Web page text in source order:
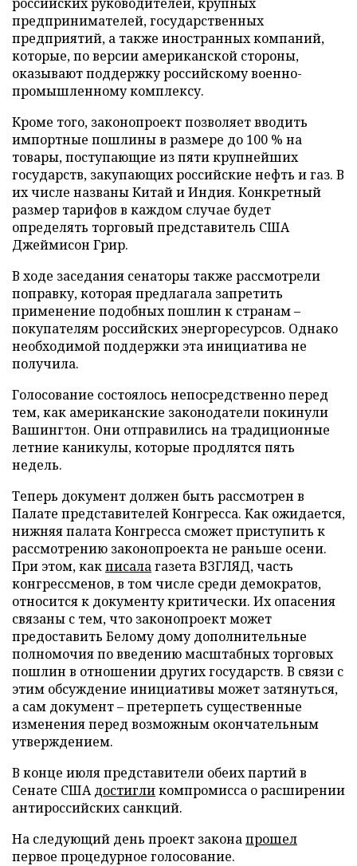
предпринимателей, государственных
предприятий, а также иностранных компаний,
которые, по версии американской стороны,
оказывают поддержку российскому военно-
промышленному комплексу.
Кроме того, законопроект позволяет вводить
импортные пошлины в размере до 100 % на
товары, поступающие из пяти крупнейших
государств, закупающих российские нефть и газ. В
их числе названы Китай и Индия. Конкретный
размер тарифов в каждом случае будет
определять торговый представитель США
Джеймисон Грир.
В ходе заседания сенаторы также рассмотрели
поправку, которая предлагала запретить
применение подобных пошлин к странам –
покупателям российских энергоресурсов. Однако
необходимой поддержки эта инициатива не
получила.
Голосование состоялось непосредственно перед
тем, как американские законодатели покинули
Вашингтон. Они отправились на традиционные
летние каникулы, которые продлятся пять
недель.
Теперь документ должен быть рассмотрен в
Палате представителей Конгресса. Как ожидается,
нижняя палата Конгресса сможет приступить к
рассмотрению законопроекта не раньше осени.
При этом, какписалагазета ВЗГЛЯД, часть
конгрессменов, в том числе среди демократов,
относится к документу критически. Их опасения
связаны с тем, что законопроект может
предоставить Белому дому дополнительные
полномочия по введению масштабных торговых
пошлин в отношении других государств. В связи с
этим обсуждение инициативы может затянуться,
а сам документ – претерпеть существенные
изменения перед возможным окончательным
утверждением.
В конце июля представители обеих партий в
Сенате СШАдостигликомпромисса о расширении
антироссийских санкций.
На следующий день проект законапрошел
первое процедурное голосование.